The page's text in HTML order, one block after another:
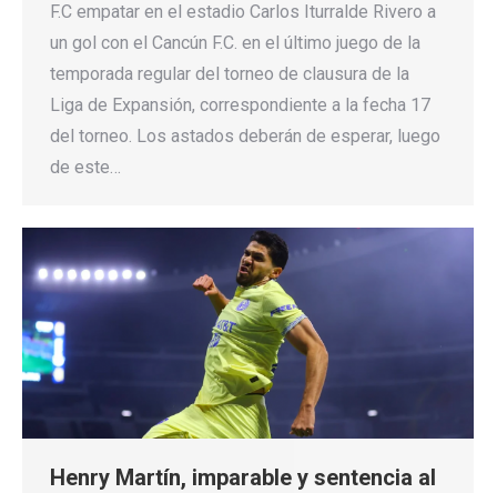
F.C empatar en el estadio Carlos Iturralde Rivero a
un gol con el Cancún F.C. en el último juego de la
temporada regular del torneo de clausura de la
Liga de Expansión, correspondiente a la fecha 17
del torneo. Los astados deberán de esperar, luego
de este…
Henry Martín, imparable y sentencia al